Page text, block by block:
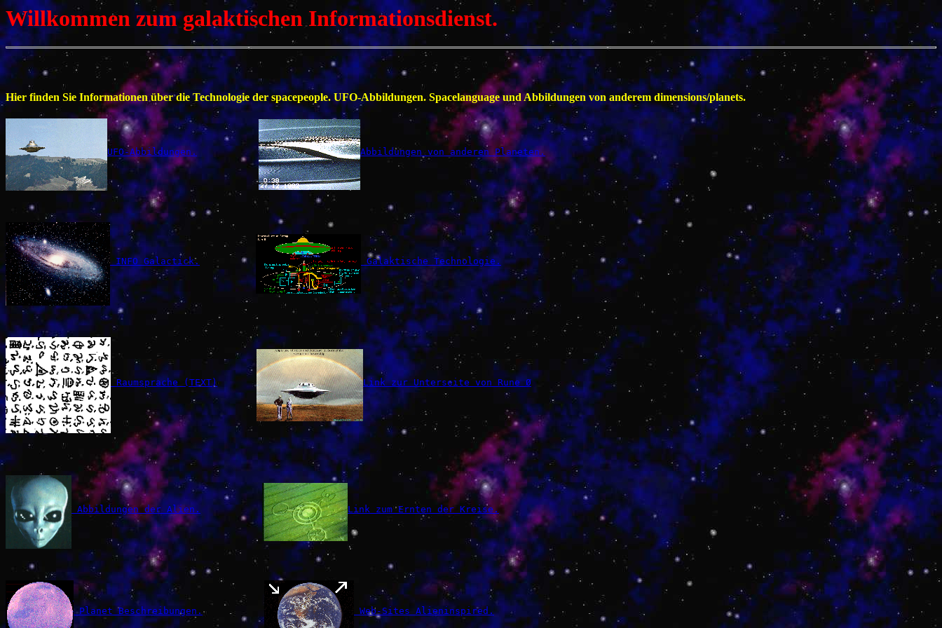
Willkommen zum galaktischen Informationsdienst.
Hier finden Sie Informationen über die Technologie der spacepeople. UFO-Abbildungen. Spacelanguage und Abbildungen von anderem dimensions/planets.
UFO-Abbildungen. Abbildungen von anderen Planeten.
INFO Galactick. Galaktische Technologie.
Raumsprache (TEXT) Link zur Unterseite von Rune Ø
Abbildungen der Alien. Link zum Ernten der Kreise.
Planet Beschreibungen. Web-Sites Alieninspired.